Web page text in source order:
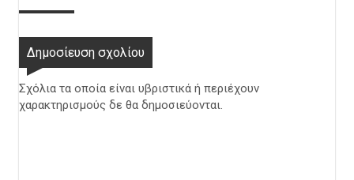
Δημοσίευση σχολίου
Σχόλια τα οποία είναι υβριστικά ή περιέχουν
χαρακτηρισμούς δε θα δημοσιεύονται.